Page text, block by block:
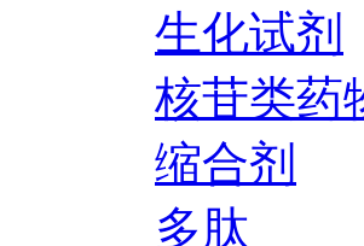
生化试剂
核苷类药
缩合剂
多肽